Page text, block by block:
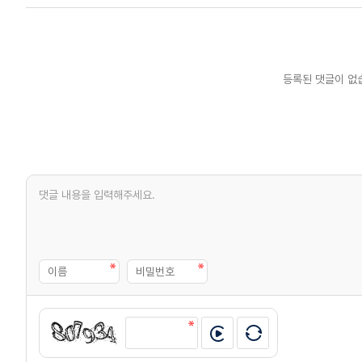
등록된 댓글이 없